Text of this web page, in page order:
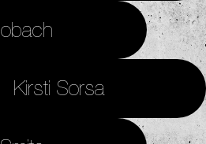
Kirsti Sorsa